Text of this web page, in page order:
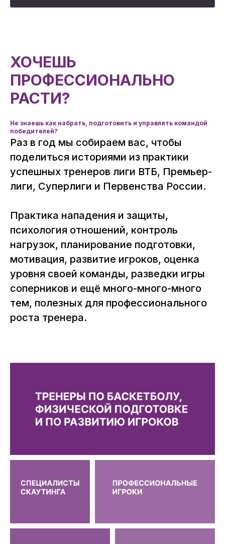
успешной подготовки
5
Денис Годлевский - скаутинг своей команды
после окончания матча
построении команды
броски. Повышение результативности в раннем
нападении
Сергей Мухаев - Построение процесса набора
ХОЧЕШЬ
ПРОФЕССИОНАЛЬНО
РАСТИ?
Не знаешь как набрать, подготовить и управлять командой
победителей?
Раз в год мы собираем вас, чтобы
поделиться историями из практики
успешных тренеров лиги ВТБ, Премьер-
лиги, Суперлиги и Первенства России.
Практика нападения и защиты,
психология отношений, контроль
нагрузок, планирование подготовки,
мотивация, развитие игроков, оценка
уровня своей команды, разведки игры
соперников и ещё много-много-много
тем, полезных для профессионального
роста тренера.